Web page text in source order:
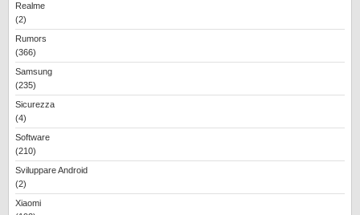
Realme
(2)
Rumors
(366)
Samsung
(235)
Sicurezza
(4)
Software
(210)
Sviluppare Android
(2)
Xiaomi